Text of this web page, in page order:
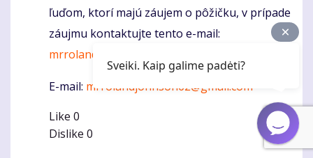
ľuďom, ktorí majú záujem o pôžičku, v prípade
záujmu kontaktujte tento e-mail:
mrrolandjohnson62@gmail.com
E-mail: mrrolandjohnson62@gmail.com
Like 0
Dislike 0
Sveiki. Kaip galime padėti?